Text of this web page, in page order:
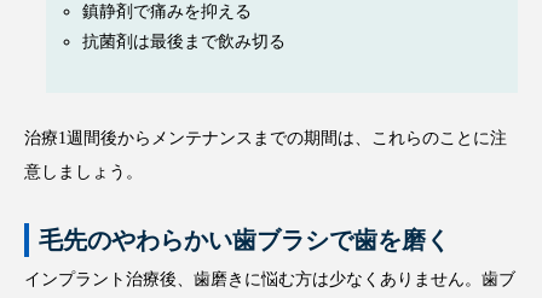
鎮静剤で痛みを抑える
抗菌剤は最後まで飲み切る
治療1週間後からメンテナンスまでの期間は、これらのことに注
意しましょう。
毛先のやわらかい歯ブラシで歯を磨く
インプラント治療後、歯磨きに悩む方は少なくありません。歯ブ